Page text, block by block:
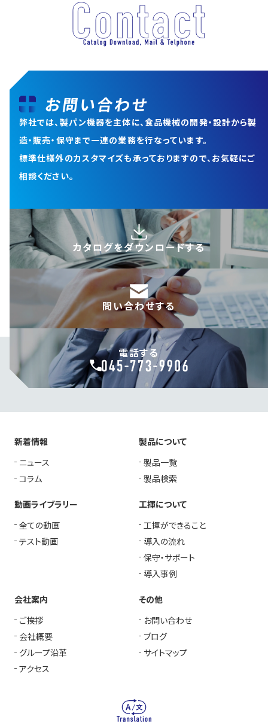
お問い合わせ
弊社では、製パン機器を主体に、食品機械の開発・設計から製
造・販売・保守まで一連の業務を行なっています。
標準仕様外のカスタマイズも承っておりますので、お気軽にご
相談ください。
カタログをダウンロードする
問い合わせする
電話する
新着情報
ニュース
コラム
製品について
製品一覧
製品検索
動画ライブラリー
全ての動画
テスト動画
工揮について
工揮ができること
導入の流れ
保守・サポート
導入事例
会社案内
ご挨拶
会社概要
グループ沿革
アクセス
その他
お問い合わせ
ブログ
サイトマップ